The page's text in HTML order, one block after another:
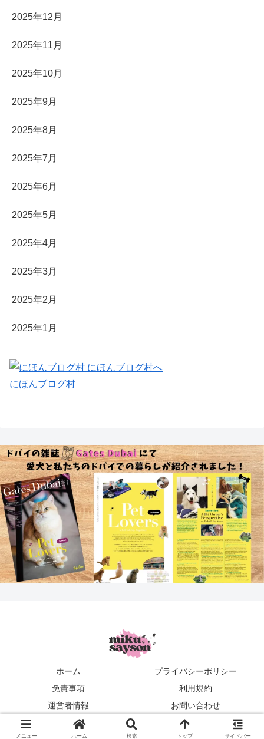
2025年12月
2025年11月
2025年10月
2025年9月
2025年8月
2025年7月
2025年6月
2025年5月
2025年4月
2025年3月
2025年2月
2025年1月
にほんブログ村
ホーム
プライバシーポリシー
免責事項
利用規約
運営者情報
お問い合わせ
mikusayson
メニュー ホーム 検索 トップ サイドバー